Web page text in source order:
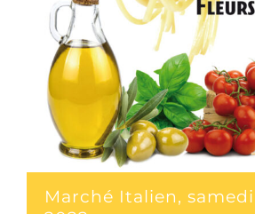
Marché Italien,